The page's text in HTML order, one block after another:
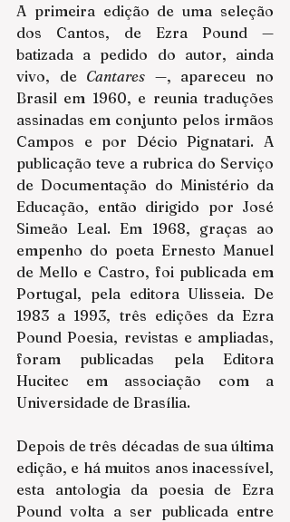
A primeira edição de uma seleção
dos Cantos, de Ezra Pound —
batizada a pedido do autor, ainda
vivo, de Cantares —, apareceu no
Brasil em 1960, e reunia traduções
assinadas em conjunto pelos irmãos
Campos e por Décio Pignatari. A
publicação teve a rubrica do Serviço
de Documentação do Ministério da
Educação, então dirigido por José
Simeão Leal. Em 1968, graças ao
empenho do poeta Ernesto Manuel
de Mello e Castro, foi publicada em
Portugal, pela editora Ulisseia. De
1983 a 1993, três edições da Ezra
Pound Poesia, revistas e ampliadas,
foram publicadas pela Editora
Hucitec em associação com a
Universidade de Brasília.
Depois de três décadas de sua última
edição, e há muitos anos inacessível,
esta antologia da poesia de Ezra
Pound volta a ser publicada entre